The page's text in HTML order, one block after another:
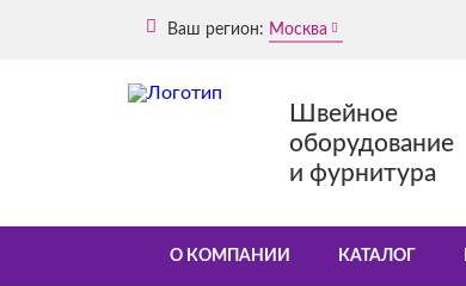
Ваш регион: Москва
Швейное
оборудование
и фурнитура
О КОМПАНИИ КАТАЛОГ